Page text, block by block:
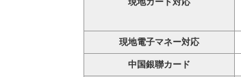
現地電子マネー対応
中国銀聯カード